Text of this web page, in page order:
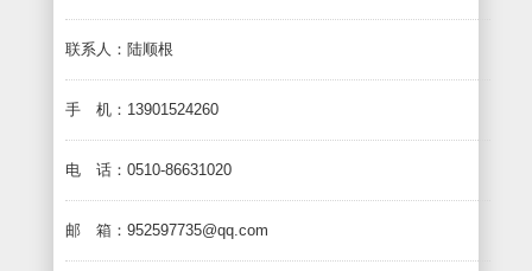
联系人：陆顺根
手 机：13901524260
电 话：0510-86631020
邮 箱：952597735@qq.com